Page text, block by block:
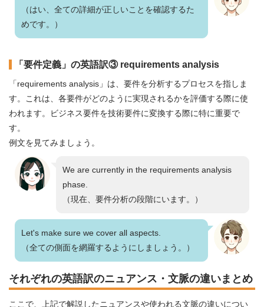
（はい、全ての詳細が正しいことを確認するた
めです。）
「要件定義」の英語訳③ requirements analysis
「requirements analysis」は、要件を分析するプロセスを指しま
す。これは、各要件がどのように実現されるかを評価する際に使
われます。ビジネス要件を技術要件に変換する際に特に重要で
す。
例文を見てみましょう。
We are currently in the requirements analysis
phase.
（現在、要件分析の段階にいます。）
Let's make sure we cover all aspects.
（全ての側面を網羅するようにしましょう。）
それぞれの英語訳のニュアンス・文脈の違いまとめ
ここで、上記で解説したニュアンスや使われる文脈の違いについ